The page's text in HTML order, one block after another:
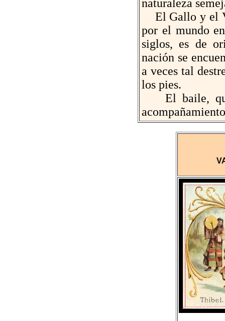
naturaleza
El Gallo y el
por el mundo
siglos, es de
nación se
a veces tal
los pies.
El baile, que